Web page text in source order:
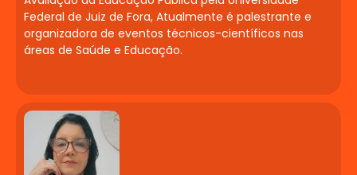
Prática
Neuropsicopedagógica
Psicomotricidade e estimulação precoce.
Desenvolvimento psicomotor e suas
implicações na alfabetização e na
inclusão.
Federal de Juiz de Fora, Atualmente é palestrante e
organizadora de eventos técnicos-científicos nas
áreas de Saúde e Educação.